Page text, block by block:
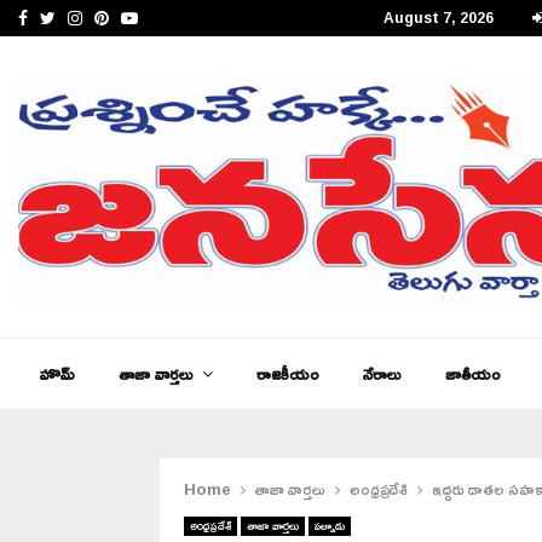
Facebook
Twitter
Instagram
Pinterest
Youtube August 7, 2026
పీఎం కేంద్రీయ విద్యాలయం సత్తెనపల్లిలో 11వ తరగతి ప్రారంభోత్సవం…
హొమ్ తాజా వార్తలు రాజకీయం నేరాలు జాతీయం
Home తాజా వార్తలు అంధ్రప్రదేశ్ ఇద్దరు దాతల
అంధ్రప్రదేశ్ తాజా వార్తలు పల్నాడు